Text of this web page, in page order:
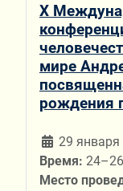
X
мире
рождения
29 января
Время:
Место